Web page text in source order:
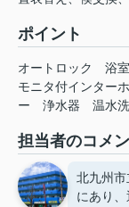
ポイント
オートロック 浴
モニタ付インター
ー
浄水器 温水
担当者のコメ
北九州
にあり